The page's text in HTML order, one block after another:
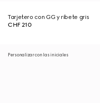
Tarjetero con GG y ribete gris
CHF 210
Personalizar con las iniciales